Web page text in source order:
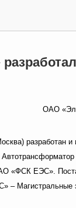
ОАО
разработан и
«ФСК ЕЭС».
Магистральные